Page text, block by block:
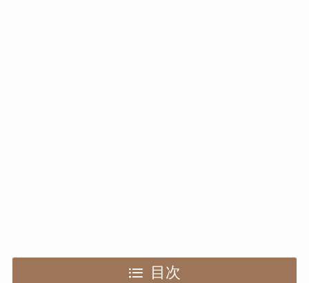
目次